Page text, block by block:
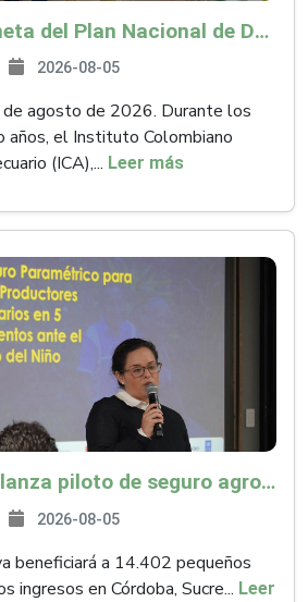
ICA superó la meta del Plan Nacional de Desarrollo y abrió 61 mercados internacionales
2026-08-05
de agosto de 2026. Durante los
años, el Instituto Colombiano
(ICA),... Leer más
Minagricultura lanza piloto de seguro agropecuario por $9.625 millones para proteger a más de 14.000 pequeños productores contra riesgos del Fenómeno de El Niño
2026-08-05
beneficiará a 14.402 pequeños
ingresos en Córdoba, Sucre... Leer